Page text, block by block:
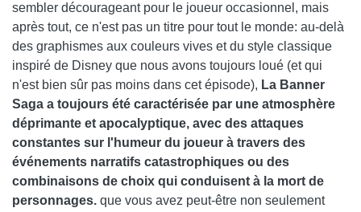
sembler décourageant pour le joueur occasionnel, mais
après tout, ce n'est pas un titre pour tout le monde: au-delà
des graphismes aux couleurs vives et du style classique
inspiré de Disney que nous avons toujours loué (et qui
n'est bien sûr pas moins dans cet épisode), La Banner
Saga a toujours été caractérisée par une atmosphère
déprimante et apocalyptique, avec des attaques
constantes sur l'humeur du joueur à travers des
événements narratifs catastrophiques ou des
combinaisons de choix qui conduisent à la mort de
personnages. que vous avez peut-être non seulement